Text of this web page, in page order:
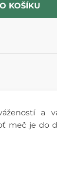
KOŠÍKU
a
meč je do